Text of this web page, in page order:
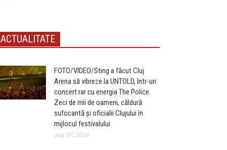
ACTUALITATE
FOTO/VIDEO/Sting a făcut Cluj
Arena să vibreze la UNTOLD, într-un
concert rar cu energia The Police.
Zeci de mii de oameni, căldură
sufocantă și oficialii Clujului în
mijlocul festivalului
aug. 07, 2026